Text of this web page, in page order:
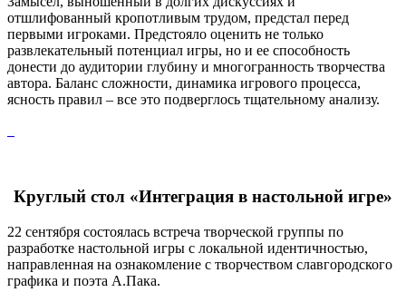
отшлифованный кропотливым трудом, предстал перед
первыми игроками. Предстояло оценить не только
развлекательный потенциал игры, но и ее способность
донести до аудитории глубину и многогранность творчества
автора. Баланс сложности, динамика игрового процесса,
ясность правил – все это подверглось тщательному анализу.
Круглый стол «Интеграция в настольной игре»
22 сентября состоялась встреча творческой группы по
разработке настольной игры с локальной идентичностью,
направленная на ознакомление с творчеством славгородского
графика и поэта А.Пака.